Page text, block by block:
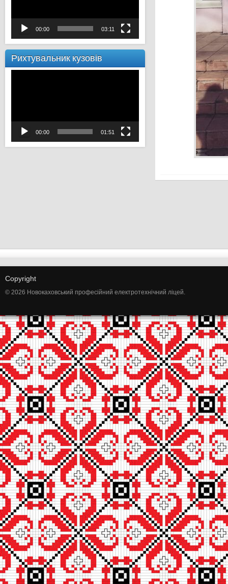
00:00 03:11
Рихтувальник кузовів
00:00 01:51
Copyright
© 2026 Новокаховський професійний електротехнічний ліцей.